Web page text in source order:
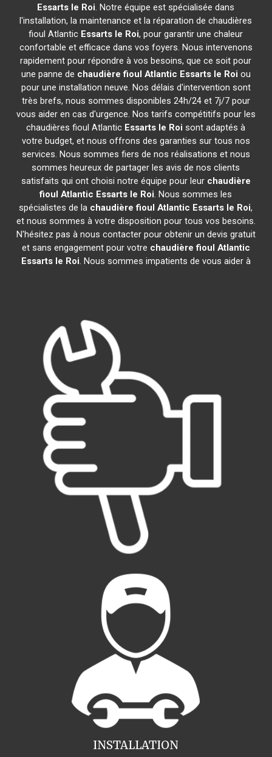
Essarts le Roi. Notre équipe est spécialisée dans
l'installation, la maintenance et la réparation de chaudières
fioul Atlantic Essarts le Roi, pour garantir une chaleur
confortable et efficace dans vos foyers. Nous intervenons
rapidement pour répondre à vos besoins, que ce soit pour
une panne de chaudière fioul Atlantic Essarts le Roi ou
pour une installation neuve. Nos délais d'intervention sont
très brefs, nous sommes disponibles 24h/24 et 7j/7 pour
vous aider en cas d'urgence. Nos tarifs compétitifs pour les
chaudières fioul Atlantic Essarts le Roi sont adaptés à
votre budget, et nous offrons des garanties sur tous nos
services. Nous sommes fiers de nos réalisations et nous
sommes heureux de partager les avis de nos clients
satisfaits qui ont choisi notre équipe pour leur chaudière
fioul Atlantic Essarts le Roi. Nous sommes les
spécialistes de la chaudière fioul Atlantic Essarts le Roi,
et nous sommes à votre disposition pour tous vos besoins.
N'hésitez pas à nous contacter pour obtenir un devis gratuit
et sans engagement pour votre chaudière fioul Atlantic
Essarts le Roi. Nous sommes impatients de vous aider à
INSTALLATION